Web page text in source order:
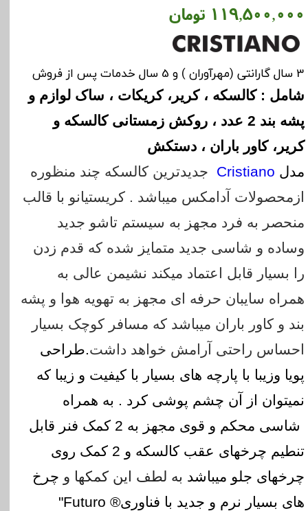
۱۱۹,۵۰۰,۰۰۰ تومان
3 سال گارانتی (مهرآوران ) و 5 سال خدمات پس از فروش
شامل : کالسکه ، کریر، کریکات ، ساک لوازم و
پشه بند 2 عدد ، روکش زمستانی کالسکه و
کریر، کاور باران ، دستکش
مدل Cristiano جدیدترین کالسکه چند منظوره
ازمحصولات آدامکس میباشد . کریستیانو با قالب
منحصر به فرد مجهز به سیستم تاشو جدید
وساده و شاسی جدید متمایز شده که قدم زدن
را بسیار قابل اعتماد میکند نشیمن عالی به
همراه سایبان حرفه ای مجهز به تهویه هوا و پشه
بند و کاور باران میباشد که مسافر کوچک بسیار
احساس راحتی آرامش خواهد داشت.طراحی
پویا وزیبا با پارچه های بسیار با کیفیت و زیبا که
نمیتوان از آن چشم پوشی کرد . به همراه
شاسی محکم و قوی مجهز به 2
کمک فنر قابل
تنطیم چرخهای عقب کالسکه و 2 کمک روی
چرخهای جلو میباشد به لطف این کمکها و چرخ
های بسیار نرم و جدید با فناوری"Futuro ®